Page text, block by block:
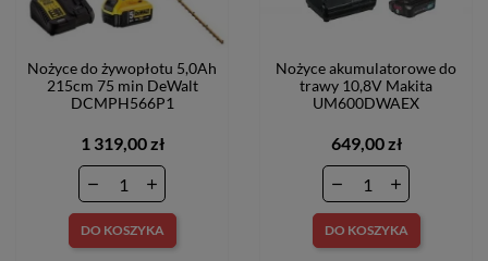
Nożyce do żywopłotu 5,0Ah
215cm 75 min DeWalt
DCMPH566P1
1 319,00 zł
DO KOSZYKA
Nożyce akumulatorowe do
trawy 10,8V Makita
UM600DWAEX
649,00 zł
DO KOSZYKA